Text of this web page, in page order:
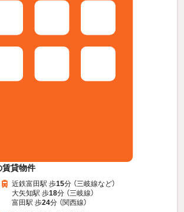
賃貸物件
近鉄富田駅 歩15分 （三岐線など）
大矢知駅 歩18分 （三岐線）
富田駅 歩24分 （関西線）